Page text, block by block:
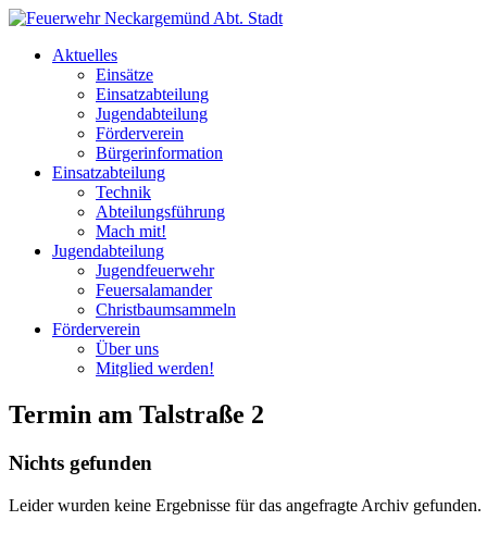
Aktuelles
Einsätze
Einsatzabteilung
Jugendabteilung
Förderverein
Bürgerinformation
Einsatzabteilung
Technik
Abteilungsführung
Mach mit!
Jugendabteilung
Jugendfeuerwehr
Feuersalamander
Christbaumsammeln
Förderverein
Über uns
Mitglied werden!
Termin am Talstraße 2
Nichts gefunden
Leider wurden keine Ergebnisse für das angefragte Archiv gefunden.